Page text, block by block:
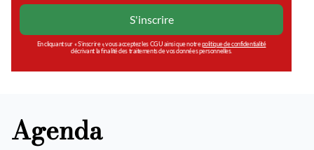
En cliquant sur « S’inscrire », vous acceptez les CGU ainsi que notrepolitique de confidentialité
décrivant la finalité des traitements de vos données personnelles.
Agenda